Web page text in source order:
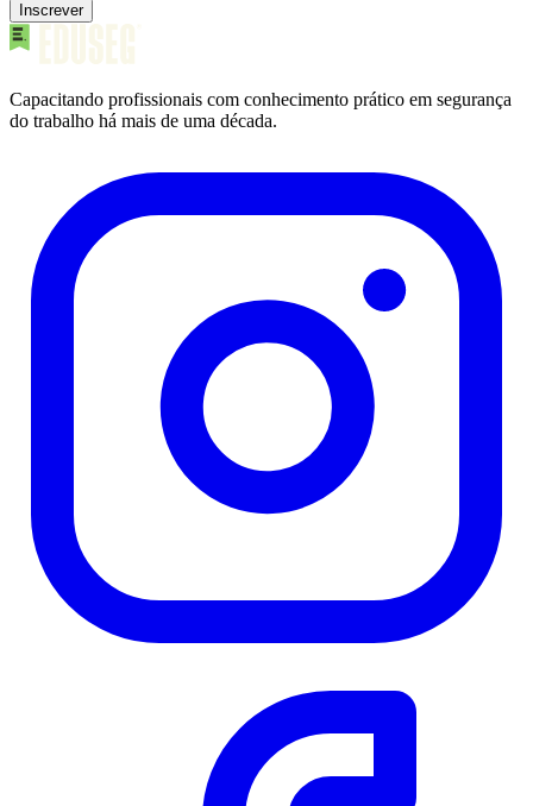
Inscrever
Capacitando profissionais com conhecimento prático em segurança
do trabalho há mais de uma década.